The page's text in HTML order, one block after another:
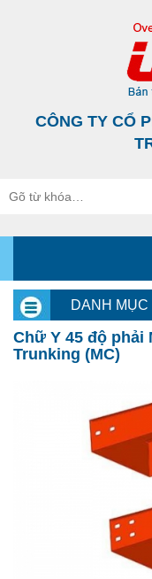
CÔNG TY CỔ
DANH
Chữ Y 45 độ phải
Trunking (MC)